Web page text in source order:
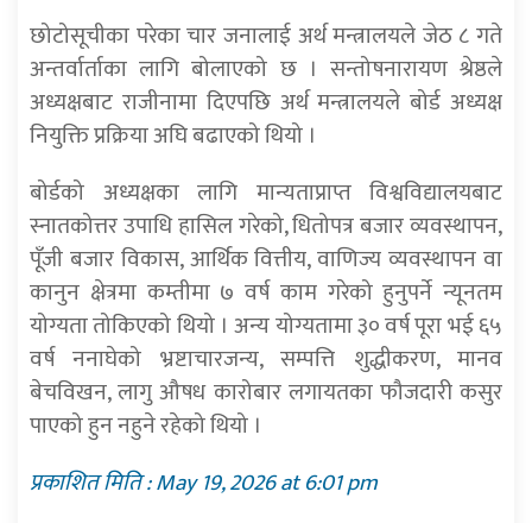
छोटोसूचीका परेका चार जनालाई अर्थ मन्त्रालयले जेठ ८ गते
अन्तर्वार्ताका लागि बोलाएको छ । सन्तोषनारायण श्रेष्ठले
अध्यक्षबाट राजीनामा दिएपछि अर्थ मन्त्रालयले बोर्ड अध्यक्ष
नियुक्ति प्रक्रिया अघि बढाएको थियो ।
बोर्डको अध्यक्षका लागि मान्यताप्राप्त विश्वविद्यालयबाट
स्नातकोत्तर उपाधि हासिल गरेको, धितोपत्र बजार व्यवस्थापन,
पूँजी बजार विकास, आर्थिक वित्तीय, वाणिज्य व्यवस्थापन वा
कानुन क्षेत्रमा कम्तीमा ७ वर्ष काम गरेको हुनुपर्ने न्यूनतम
योग्यता तोकिएको थियो । अन्य योग्यतामा ३० वर्ष पूरा भई ६५
वर्ष ननाघेको भ्रष्टाचारजन्य, सम्पत्ति शुद्धीकरण, मानव
बेचविखन, लागु औषध कारोबार लगायतका फौजदारी कसुर
पाएको हुन नहुने रहेको थियो ।
प्रकाशित मिति : May 19, 2026 at 6:01 pm